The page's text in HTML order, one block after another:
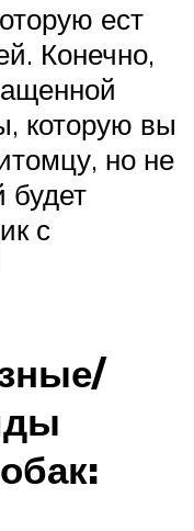
ест
Конечно,
которую вы
но не
будет
с